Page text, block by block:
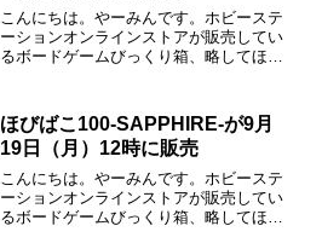
こんにちは。やーみんです。ホビーステ
ーションオンラインストアが販売してい
るボードゲームびっくり箱、略してほび
こちらボドゲびっくり箱！はじめてのほ
びばこ開封してみました。...
ほびばこ100-SAPPHIRE-が9月
19日（月）12時に販売
こんにちは。やーみんです。ホビーステ
ーションオンラインストアが販売してい
るボードゲームびっくり箱、略してほび